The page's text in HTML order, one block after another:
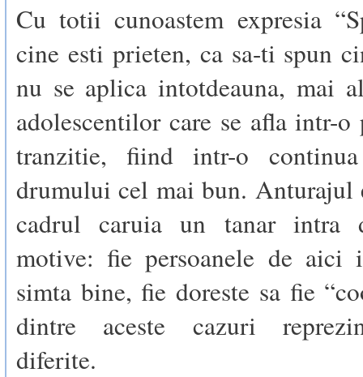
Cu totii cunoastem expresia
cine esti prieten, ca sa-ti spun
nu se aplica intotdeauna, mai
adolescentilor care se afla intr-o
tranzitie, fiind intr-o
drumului cel mai bun. Anturajul
cadrul caruia un tanar intra
motive: fie persoanele de aici
simta bine, fie doreste sa fie
dintre aceste cazuri
diferite.